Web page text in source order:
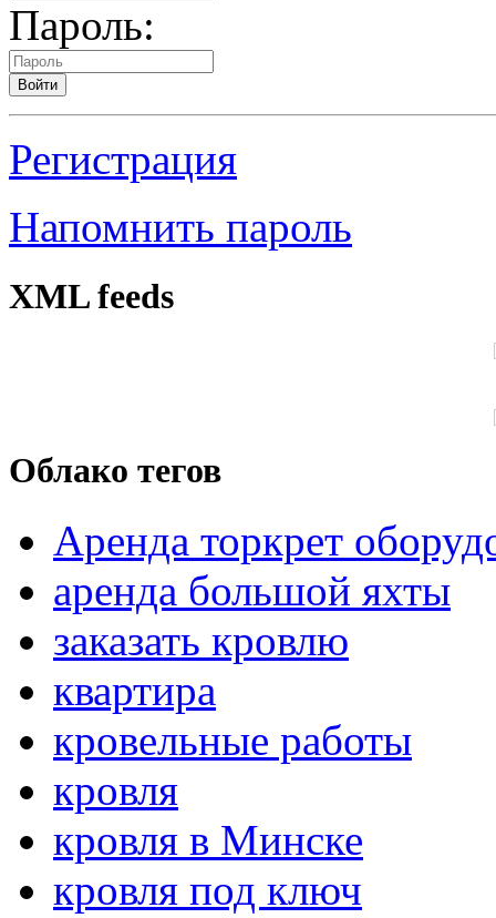
Пароль:
Войти
Регистрация
Напомнить пароль
XML feeds
Облако тегов
Аренда торкрет
аренда большой яхты
заказать кровлю
квартира
кровельные работы
кровля
кровля в Минске
кровля под ключ